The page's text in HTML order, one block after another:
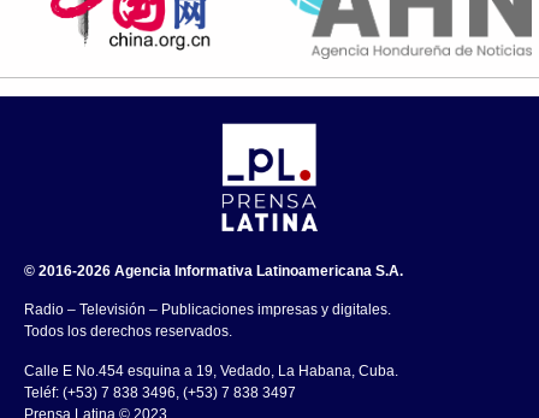
© 2016-2026 Agencia Informativa Latinoamericana S.A.
Radio – Televisión – Publicaciones impresas y digitales.
Todos los derechos reservados.
Calle E No.454 esquina a 19, Vedado, La Habana, Cuba.
Teléf: (+53) 7 838 3496, (+53) 7 838 3497
Prensa Latina © 2023 .